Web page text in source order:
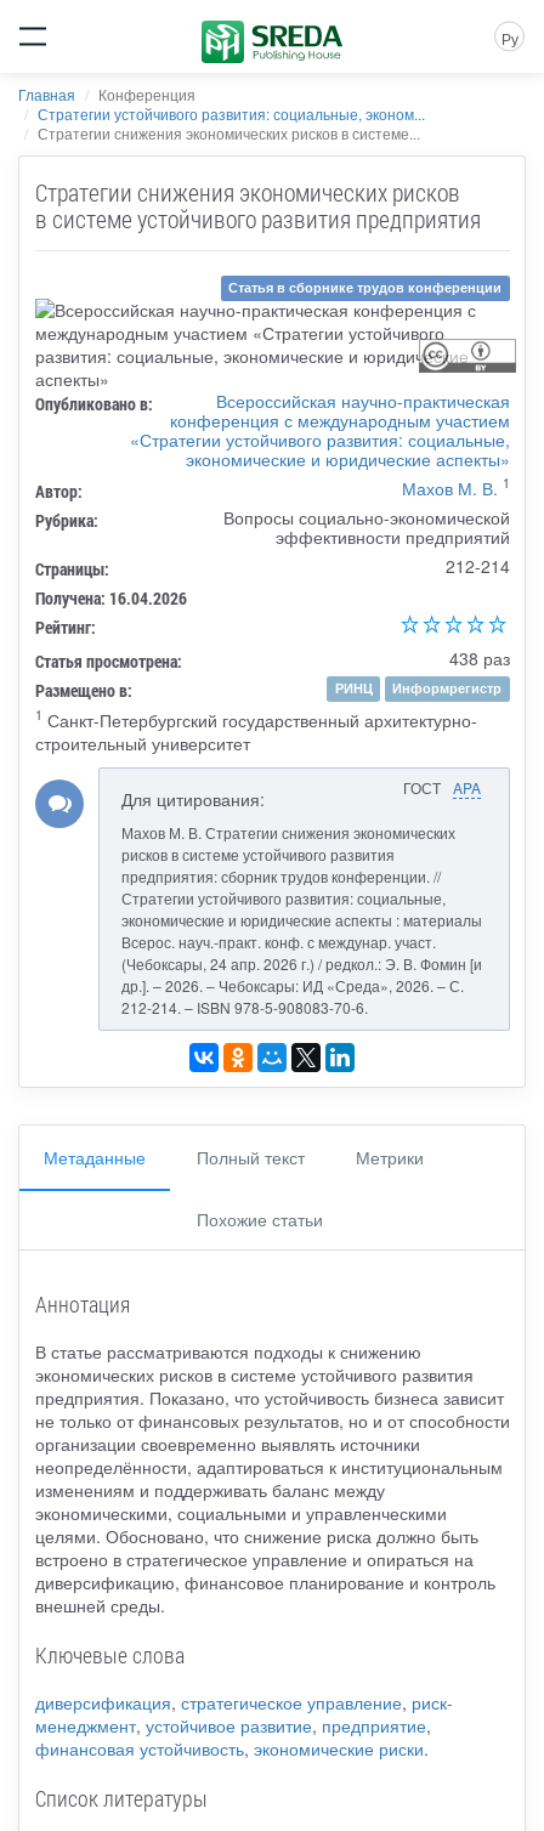
Ру
Главная
Конференция
Стратегии устойчивого развития: социальные, эконом...
Стратегии снижения экономических рисков в системе...
Стратегии снижения экономических рисков
в системе устойчивого развития предприятия
Статья в сборнике трудов конференции
Опубликовано в:
Всероссийская научно-практическая
конференция с международным участием
«Стратегии устойчивого развития: социальные,
экономические и юридические аспекты»
Автор: Махов М. В. 1
Рубрика:
Вопросы социально-экономической
эффективности предприятий
Страницы: 212-214
Получена: 16.04.2026
Рейтинг:
Статья просмотрена:
438 раз
Размещено в: РИНЦ
Информрегистр
1 Санкт-Петербургский государственный архитектурно-
строительный университет
ГОСТ APA
Для цитирования:
Махов М. В. Стратегии снижения экономических
рисков в системе устойчивого развития
предприятия: сборник трудов конференции. //
Стратегии устойчивого развития: социальные,
экономические и юридические аспекты : материалы
Всерос. науч.-практ. конф. с междунар. участ.
(Чебоксары, 24 апр. 2026 г.) / редкол.: Э. В. Фомин [и
др.]. – 2026. – Чебоксары: ИД «Среда», 2026. – С.
212-214. – ISBN 978-5-908083-70-6.
Метаданные Полный текст Метрики
Похожие статьи
Аннотация
В статье рассматриваются подходы к снижению
экономических рисков в системе устойчивого развития
предприятия. Показано, что устойчивость бизнеса зависит
не только от финансовых результатов, но и от способности
организации своевременно выявлять источники
неопределённости, адаптироваться к институциональным
изменениям и поддерживать баланс между
экономическими, социальными и управленческими
целями. Обосновано, что снижение риска должно быть
встроено в стратегическое управление и опираться на
диверсификацию, финансовое планирование и контроль
внешней среды.
Ключевые слова
диверсификация, стратегическое управление, риск-
менеджмент, устойчивое развитие, предприятие,
финансовая устойчивость, экономические риски.
Список литературы